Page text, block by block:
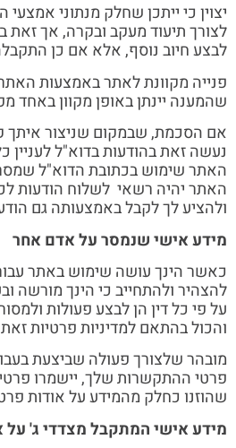
יצוין כי ייתכן שחלק מנתוני
לצורך תיעוד מעקב ובקרה, אך
לבצע חיוב נוסף, אלא אם כן
פנייה מקוונת לאתר באמצעות
שהמענה יינתן באופן מקוון
אם הסכמת, שבמקום שניצור איתך
נעשה זאת בהודעות בדוא"ל לעניין
האתר שימוש בכתובת הדוא"ל
האתר יהיה רשאי לשלוח הודעות
ולהציע לך לקבל באמצעותה גם
מידע אישי שנמסר על אדם אחר
כאשר הינך עושה שימוש באתר
להצהיר ולהתחייב כי הינך מורשה
על פי כל דין הן לבצע פעולות
והכול בהתאם למדיניות פרטיות
מובהר שלצורך פעולה שביצעת
פרטי ההתקשרות שלך, יישמרו
שהוזנו כחלק מהמידע על אודות
מידע אישי המתקבל מצדדי ג'